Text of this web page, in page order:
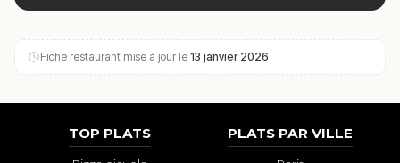
Fiche restaurant mise à jour le 13 janvier 2026
TOP PLATS PLATS PAR VILLE